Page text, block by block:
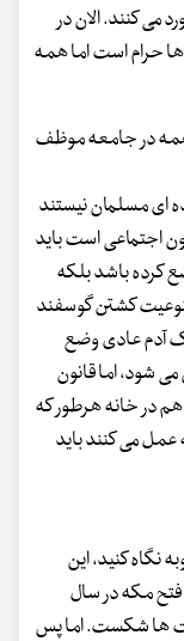
می کنند. الان در
حرام است اما همه
همه در جامعه موظف
ای مسلمان نیستند
اجتماعی است باید
کرده باشد بلکه
کشتن گوسفند
یک آدم عادی وضع
شود، اما قانون
در خانه هرطور که
عمل می کنند باید
نگاه کنید، این
فتح مکه در سال
ها شکست. اما پس